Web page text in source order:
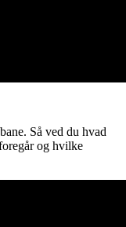
Så ved du hvad
og hvilke